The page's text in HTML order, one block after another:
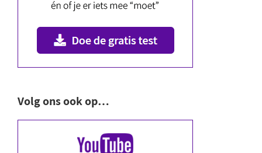
Volg ons ook op…